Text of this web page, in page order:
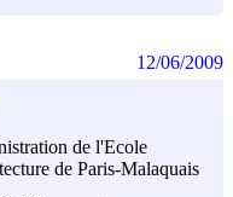
de l'Ecole
de Paris-Malaquais
12/06/2009